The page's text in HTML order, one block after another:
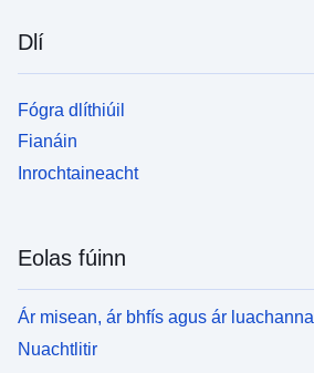
Dlí
Fógra dlíthiúil
Fianáin
Inrochtaineacht
Eolas fúinn
Ár misean, ár bhfís agus ár luachanna
Nuachtlitir